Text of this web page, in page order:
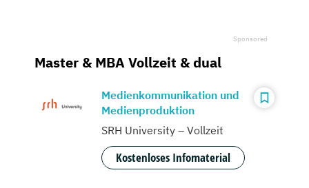
Master & MBA Vollzeit & dual
Medienkommunikation und
Medienproduktion
SRH University – Vollzeit
Kostenloses Infomaterial